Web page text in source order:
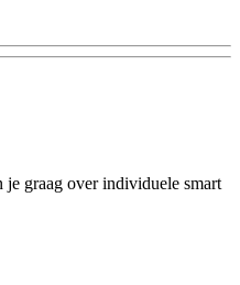
je graag over individuele smart